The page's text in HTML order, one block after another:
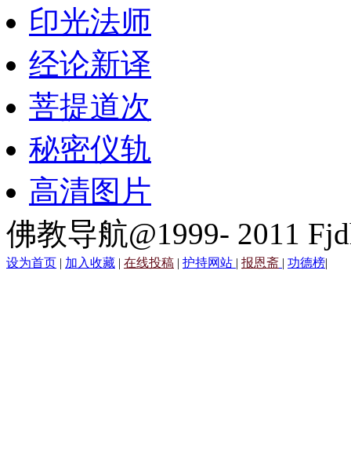
印光法师
经论新译
菩提道次
秘密仪轨
高清图片
佛教导航@1999- 2011
设为首页 | 加入收藏 | 在线投稿 | 护持网站 | 报恩斋 | 功德榜|